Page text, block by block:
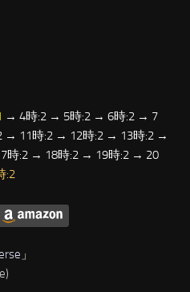
→ 4時:2 → 5時:2 → 6時:2 → 7
→ 11時:2 → 12時:2 → 13時:2 →
時:2 → 18時:2 → 19時:2 → 20
:2
」